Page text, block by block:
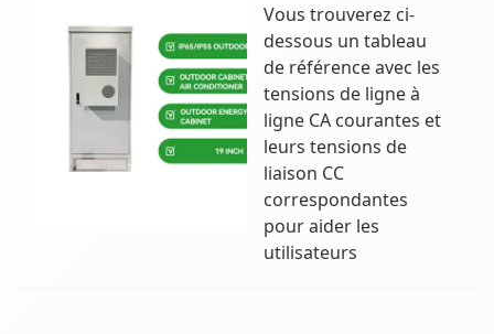
Vous trouverez ci-
dessous un tableau
de référence avec les
tensions de ligne à
ligne CA courantes et
leurs tensions de
liaison CC
correspondantes
pour aider les
utilisateurs